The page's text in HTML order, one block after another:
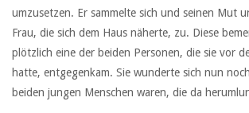
umzusetzen. Er sammelte sich und seinen Mut
Frau, die sich dem Haus näherte, zu. Diese
plötzlich eine der beiden Personen, die sie vor
hatte, entgegenkam. Sie wunderte sich nun
beiden jungen Menschen waren, die da